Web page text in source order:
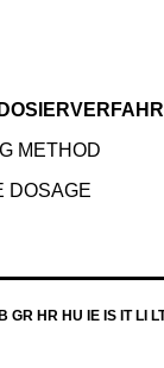
METHOD
DOSAGE
GR HR HU IE IS IT LI